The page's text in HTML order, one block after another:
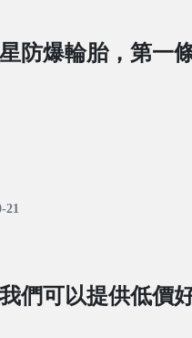
防爆輪胎，第一
21
們可以提供低價